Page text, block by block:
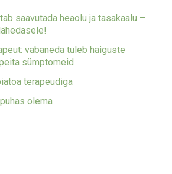
saavutada heaolu ja tasakaalu –
vabaneda tuleb haiguste
sümptomeid
terapeudiga
olema